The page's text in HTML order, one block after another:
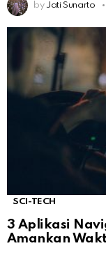
by Jati Sunarto
SCI-TECH
3 Aplikasi
Amankan